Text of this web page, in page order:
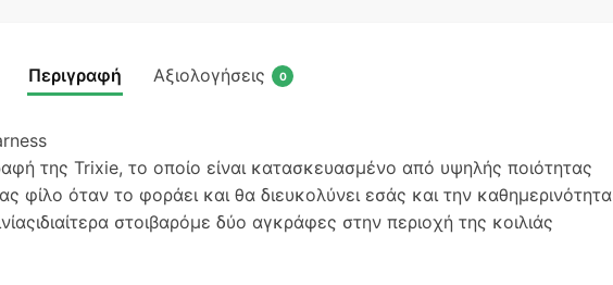
Περιγραφή Αξιολογήσεις 0
της Trixie, το οποίο είναι κατασκευασμένο από υψηλής ποιότητας
φίλο όταν το φοράει και θα διευκολύνει εσάς και την καθημερινότητα
στοιβαρόμε δύο αγκράφες στην περιοχή της κοιλιάς